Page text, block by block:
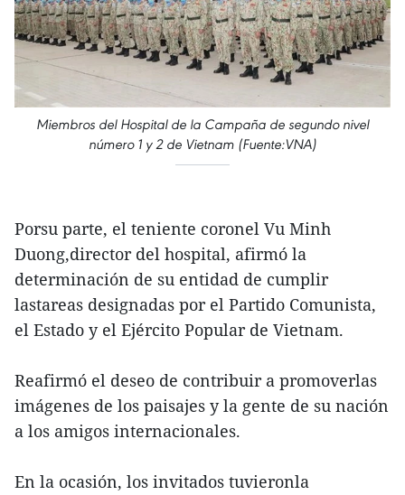
Miembros del Hospital de la Campaña de segundo nivel
número 1 y 2 de Vietnam (Fuente:VNA)
Porsu parte, el teniente coronel Vu Minh
Duong,director del hospital, afirmó la
determinación de su entidad de cumplir
lastareas designadas por el Partido Comunista,
el Estado y el Ejército Popular de Vietnam.
Reafirmó el deseo de contribuir a promoverlas
imágenes de los paisajes y la gente de su nación
a los amigos internacionales.
En la ocasión, los invitados tuvieronla